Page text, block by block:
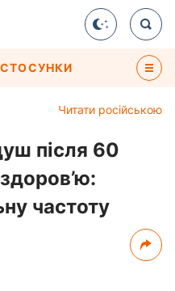
СТОСУНКИ
Читати російською
після 60
частоту